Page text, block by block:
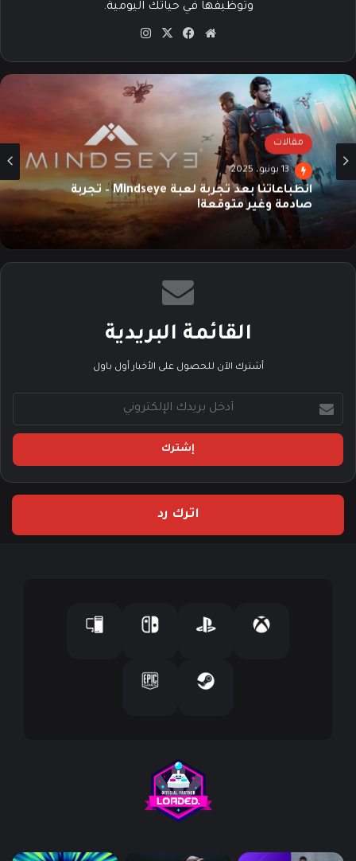
وتوظيفها في حياتك اليومية.
موق
الوي
في
وك
‫X
م
مقالات
13 يونيو، 2025
انطباعاتنا بعد تجربة لعبة Mindseye – تجربة
صادمة وغير متوقعة!
القائمة البريدية
أشترك الآن للحصول على الأخبار أول باول
خ
ب
ر
ك
اترك رد